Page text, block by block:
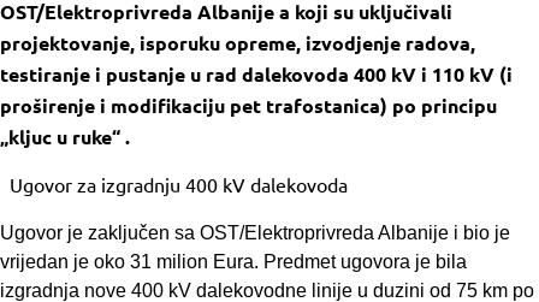
OST/Elektroprivreda Albanije a koji su uključivali
projektovanje, isporuku opreme, izvodjenje radova,
testiranje i pustanje u rad dalekovoda 400 kV i 110 kV (i
proširenje i modifikaciju pet trafostanica) po principu
„kljuc u ruke“ .
Ugovor za izgradnju 400 kV dalekovoda
Ugovor je zaključen sa OST/Elektroprivreda Albanije i bio je
vrijedan je oko 31 milion Eura. Predmet ugovora je bila
izgradnja nove 400 kV dalekovodne linije u duzini od 75 km po